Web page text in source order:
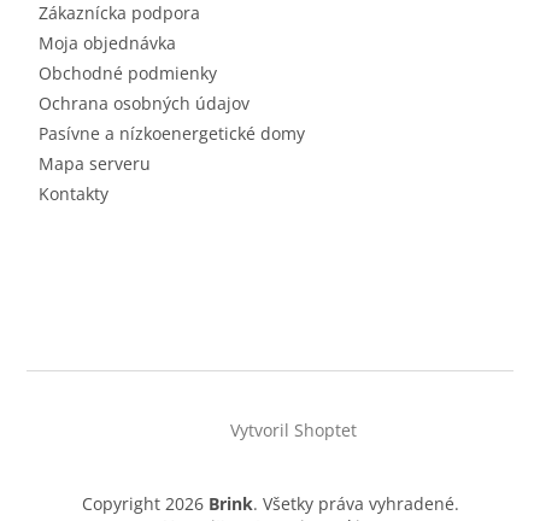
Zákaznícka podpora
Moja objednávka
Obchodné podmienky
Ochrana osobných údajov
Pasívne a nízkoenergetické domy
Mapa serveru
Kontakty
Vytvoril Shoptet
Copyright 2026 Brink. Všetky práva vyhradené.